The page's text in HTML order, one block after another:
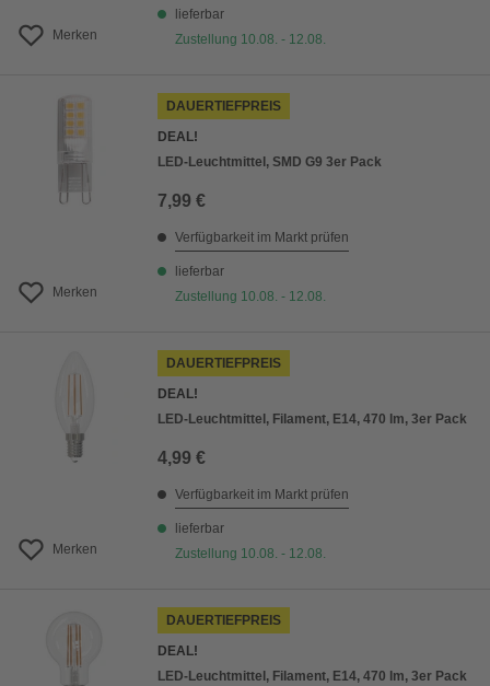
Merken
lieferbar
Zustellung 10.08. - 12.08.
Merken
DAUERTIEFPREIS
DEAL!
LED-Leuchtmittel, SMD G9 3er Pack
7,99 €
Verfügbarkeit im Markt prüfen
lieferbar
Zustellung 10.08. - 12.08.
Merken
DAUERTIEFPREIS
DEAL!
LED-Leuchtmittel, Filament, E14, 470 lm, 3er Pack
4,99 €
Verfügbarkeit im Markt prüfen
lieferbar
Zustellung 10.08. - 12.08.
DAUERTIEFPREIS
DEAL!
LED-Leuchtmittel, Filament, E14, 470 lm, 3er Pack